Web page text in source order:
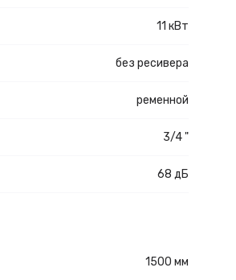
11 кВт
без ресивера
ременной
3/4 "
68 дБ
1500 мм